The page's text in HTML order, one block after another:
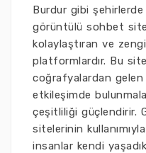
Burdur gibi
görüntülü sohbet
kolaylaştıran ve
platformlardır. Bu
coğrafyalardan gelen
etkileşimde
çeşitliliği güçlendirir.
sitelerinin
insanlar kendi